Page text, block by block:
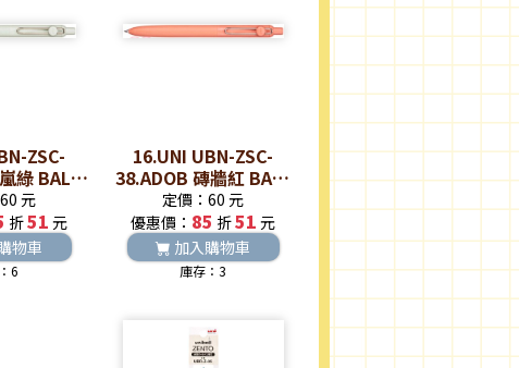
ZSC-
綠 BALL
水性鋼珠
元
折51 元
物車
6
16.UNI UBN-ZSC-
38.ADOB 磚牆紅 BALL
ZENTO零重力水性鋼珠
筆
定價：60 元
優惠價： 85 折51 元
加入購物車
庫存：3